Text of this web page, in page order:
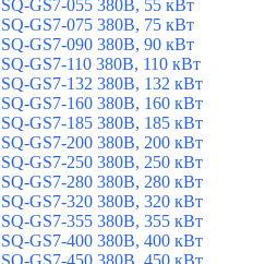
GS7-055 380В, 55 кВт
GS7-075 380В, 75 кВт
GS7-090 380В, 90 кВт
GS7-110 380В, 110 кВт
GS7-132 380В, 132 кВт
GS7-160 380В, 160 кВт
GS7-185 380В, 185 кВт
GS7-200 380В, 200 кВт
GS7-250 380В, 250 кВт
GS7-280 380В, 280 кВт
GS7-320 380В, 320 кВт
GS7-355 380В, 355 кВт
GS7-400 380В, 400 кВт